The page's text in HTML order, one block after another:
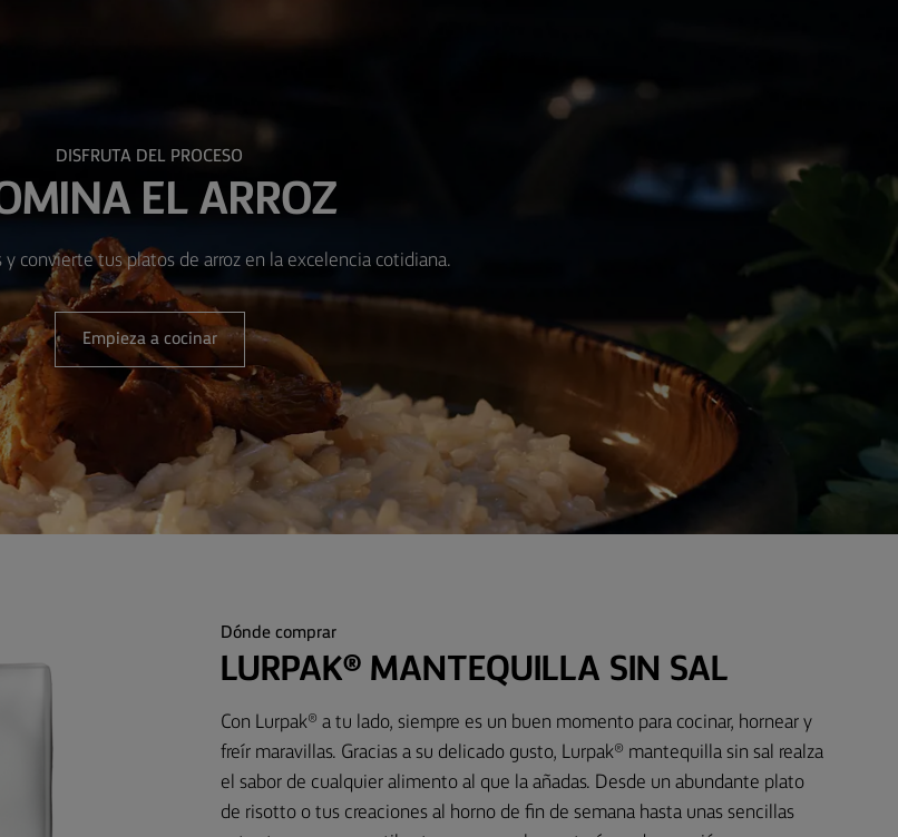
DISFRUTA DEL PROCESO
EL ARROZ
y convierte tus platos de arroz en la excelencia cotidiana.
Empieza a cocinar
Dónde comprar
LURPAK® MANTEQUILLA SIN SAL
Con Lurpak® a tu lado, siempre es un buen momento para cocinar, hornear y
freír maravillas. Gracias a su delicado gusto, Lurpak® mantequilla sin sal realza
el sabor de cualquier alimento al que la añadas. Desde un abundante plato
de risotto o tus creaciones al horno de fin de semana hasta unas sencillas